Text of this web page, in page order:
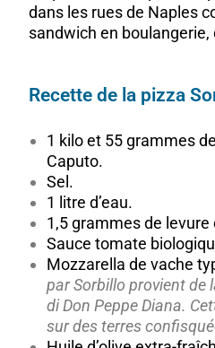
dans les rues de Naples
sandwich en boulangerie,
Recette de la pizza
1 kilo et 55 grammes
Caputo.
Sel.
1 litre d’eau.
1,5 grammes de levure
Sauce tomate
Mozzarella de vache
par Sorbillo provient de
di Don Peppe Diana.
sur des terres